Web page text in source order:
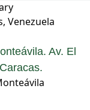
Venezuela
Av. El